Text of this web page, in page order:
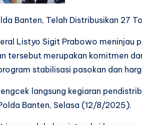
Banten, Telah Distribusikan 27
Listyo Sigit Prabowo meninjau
tersebut merupakan komitmen
stabilisasi pasokan dan
langsung kegiaran
Banten, Selasa (12/8/2025).